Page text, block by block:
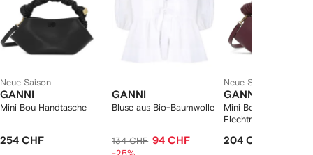
Neue Saison
GANNI
Mini Bou Handtasche
254 CHF
GANNI
Bluse aus Bio-Baumwolle
134 CHF 94 CHF
Neue Saison
GANNI
Mini Bou Tote Bag
Flechtriemen
204 CHF